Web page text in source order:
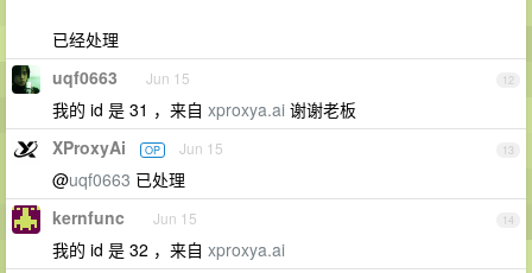
已经处理
12
uqf0663 Jun 15
我的 id 是 31 ，来自 xproxya.ai 谢谢老板
13
XProxyAi OP Jun 15
@uqf0663 已处理
14
kernfunc Jun 15
我的 id 是 32 ，来自 xproxya.ai